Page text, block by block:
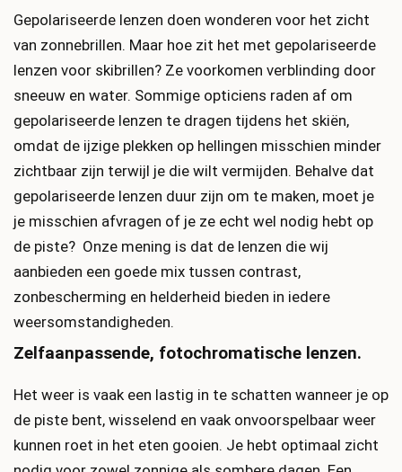
Gepolariseerde lenzen doen wonderen voor het zicht
van zonnebrillen. Maar hoe zit het met gepolariseerde
lenzen voor skibrillen? Ze voorkomen verblinding door
sneeuw en water. Sommige opticiens raden af ​​om
gepolariseerde lenzen te dragen tijdens het skiën,
omdat de ijzige plekken op hellingen misschien minder
zichtbaar zijn terwijl je die wilt vermijden. Behalve dat
gepolariseerde lenzen duur zijn om te maken, moet je
je misschien afvragen of je ze echt wel nodig hebt op
de piste? Onze mening is dat de lenzen die wij
aanbieden een goede mix tussen contrast,
zonbescherming en helderheid bieden in iedere
weersomstandigheden.
Zelfaanpassende, fotochromatische lenzen.
Het weer is vaak een lastig in te schatten wanneer je op
de piste bent, wisselend en vaak onvoorspelbaar weer
kunnen roet in het eten gooien. Je hebt optimaal zicht